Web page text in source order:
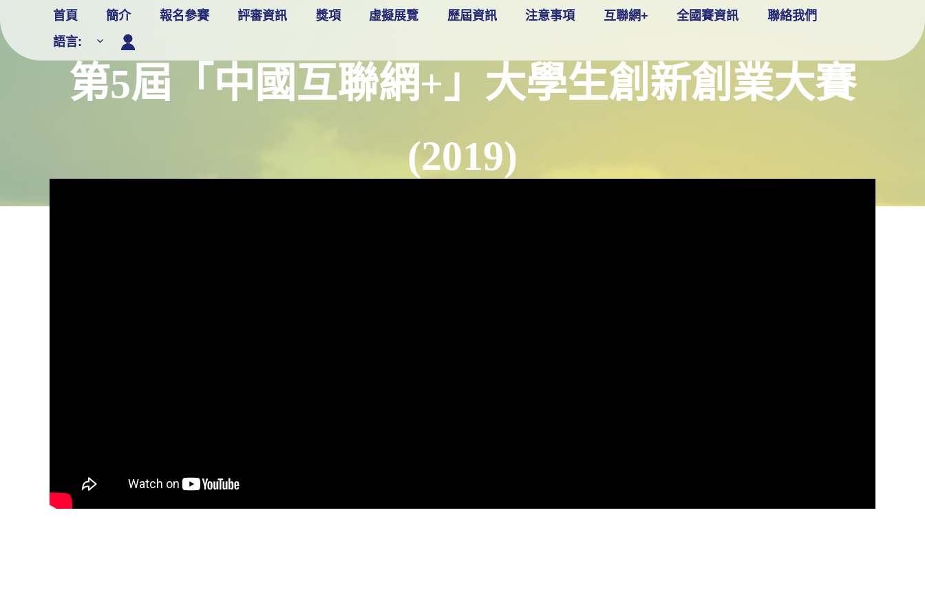
content
首頁 簡介 報名參賽 評審資訊 獎項 虛擬展覽 歷屆資訊 注意事項 互聯網+ 全國賽資訊
聯絡我們
語言:
第5屆「中國互聯網+」大學生創新創業大賽
(2019)